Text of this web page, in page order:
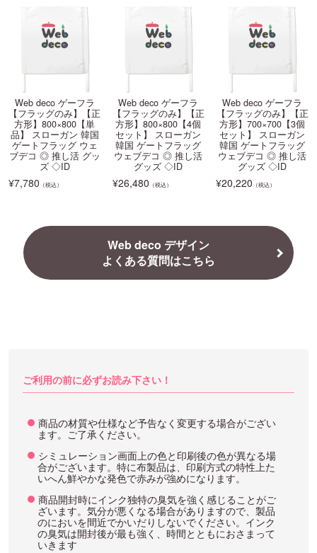
Web deco ゲーフラ
【フラッグのみ】【正
方形】800×800【単
品】 スローガン 韓国
ゲートフラッグ ウェ
ブデコ ◎ 推し活 グッ
ズ ◇ID
¥7,780 （税込）
Web deco ゲーフラ
【フラッグのみ】【正
方形】800×800【4個
セット】 スローガン
韓国 ゲートフラッグ
ウェブデコ ◎ 推し活
グッズ ◇ID
¥26,480 （税込）
Web deco ゲーフラ
【フラッグのみ】【正
方形】700×700【3個
セット】 スローガン
韓国 ゲートフラッグ
ウェブデコ ◎ 推し活
グッズ ◇ID
¥20,220 （税込）
Web deco デザイン
よくある質問はこちら
ご利用の前に必ずお読み下さい！
商品の材質や仕様など予告なく変更する場合がござい
ます。ご了承ください。
シミュレーション画面上の色と印刷後の色が異なる場
合がございます。特に布製品は、印刷方式の特性上た
いへん鮮やかな発色で赤みが強めになります。
商品開封時にインク独特の臭気を強く感じることがご
ざいます。気分が悪くなる場合がありますので、製品
のにおいを間近でかいだりしないでください。インク
の臭気は開封後が最も強く、時間とともにおさまって
いきます